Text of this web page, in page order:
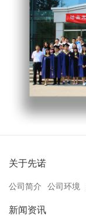
关于先诺
公司简介 公司环境
新闻资讯